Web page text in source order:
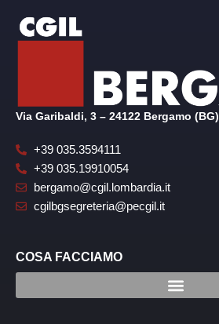
Via Garibaldi, 3 – 24122 Bergamo (BG)
+39 035.3594111
+39 035.19910054
bergamo@cgil.lombardia.it
cgilbgsegreteria@pecgil.it
COSA FACCIAMO